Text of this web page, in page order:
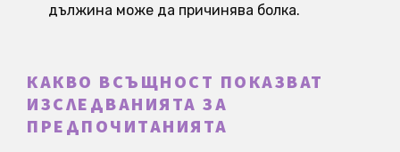
дължина може да причинява болка.
КАКВО ВСЪЩНОСТ ПОКАЗВАТ
ИЗСЛЕДВАНИЯТА ЗА
ПРЕДПОЧИТАНИЯТА